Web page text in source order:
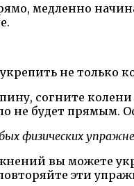
медленно
не только
согните
не будет прямым.
физических
вы можете
эти